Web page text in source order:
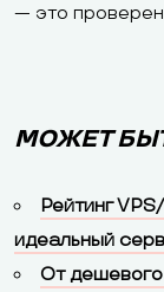
— это
МОЖЕТ
Рейтинг
идеальный
От